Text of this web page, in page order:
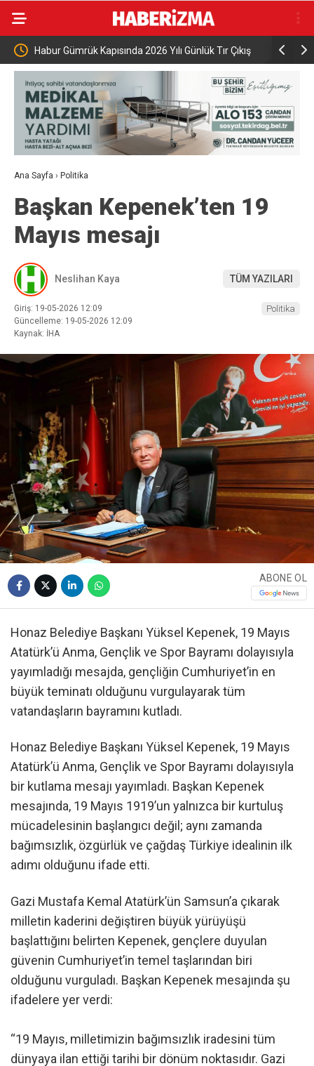
2026 Yılı Günlük Tır Çıkış Edis ve Bengü, 6 gün süren
konserinde 40 bin kişiye
Ana Sayfa › Politika
Başkan Kepenek’ten 19
Mayıs mesajı
Neslihan Kaya TÜM YAZILARI
Giriş: 19-05-2026 12:09
Güncelleme: 19-05-2026 12:09
Kaynak: İHA
Politika
ABONE OL
Honaz Belediye Başkanı Yüksel Kepenek, 19 Mayıs
Atatürk’ü Anma, Gençlik ve Spor Bayramı dolayısıyla
yayımladığı mesajda, gençliğin Cumhuriyet’in en
büyük teminatı olduğunu vurgulayarak tüm
vatandaşların bayramını kutladı.
Honaz Belediye Başkanı Yüksel Kepenek, 19 Mayıs
Atatürk’ü Anma, Gençlik ve Spor Bayramı dolayısıyla
bir kutlama mesajı yayımladı. Başkan Kepenek
mesajında, 19 Mayıs 1919’un yalnızca bir kurtuluş
mücadelesinin başlangıcı değil; aynı zamanda
bağımsızlık, özgürlük ve çağdaş Türkiye idealinin ilk
adımı olduğunu ifade etti.
Gazi Mustafa Kemal Atatürk’ün Samsun’a çıkarak
milletin kaderini değiştiren büyük yürüyüşü
başlattığını belirten Kepenek, gençlere duyulan
güvenin Cumhuriyet’in temel taşlarından biri
olduğunu vurguladı. Başkan Kepenek mesajında şu
ifadelere yer verdi:
“19 Mayıs, milletimizin bağımsızlık iradesini tüm
dünyaya ilan ettiği tarihi bir dönüm noktasıdır. Gazi